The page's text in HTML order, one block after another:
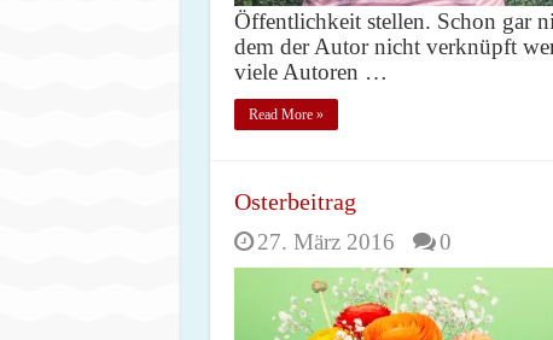
Öffentlichkeit stellen. Schon gar
dem der Autor nicht verknüpft
viele Autoren …
Read More »
Osterbeitrag
27. März 2016 0